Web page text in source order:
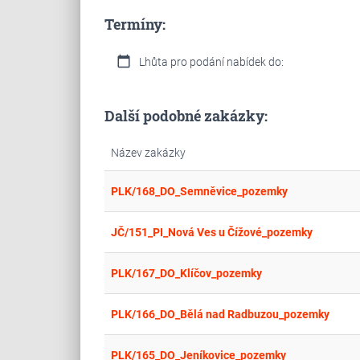
Termíny:
calendar_today Lhůta pro podání nabídek do:
Další podobné zakázky:
Název zakázky
PLK/168_DO_Semněvice_pozemky
JČ/151_PI_Nová Ves u Čížové_pozemky
PLK/167_DO_Klíčov_pozemky
PLK/166_DO_Bělá nad Radbuzou_pozemky
PLK/165_DO_Jeníkovice_pozemky